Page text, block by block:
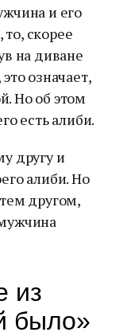
и его
скорее
на диване
означает,
Но об этом
есть алиби.
другу и
алиби. Но
другом,
из
было»